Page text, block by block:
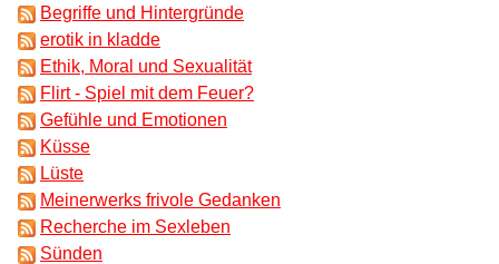
Begriffe und Hintergründe
erotik in kladde
Ethik, Moral und Sexualität
Flirt - Spiel mit dem Feuer?
Gefühle und Emotionen
Küsse
Lüste
Meinerwerks frivole Gedanken
Recherche im Sexleben
Sünden